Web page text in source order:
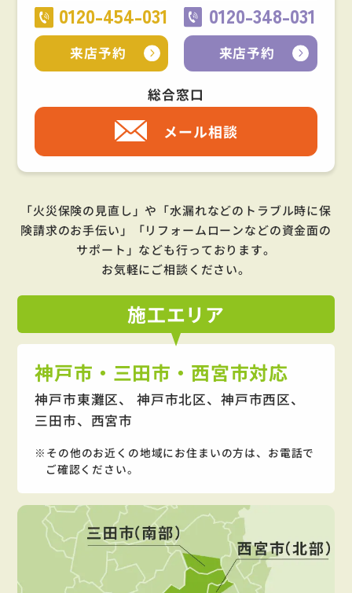
0120-454-031
来店予約
0120-348-031
来店予約
総合窓口
メール相談
「火災保険の見直し」や「水漏れなどのトラブル時に保
険請求のお手伝い」「リフォームローンなどの資金面の
サポート」 なども行っております。
お気軽にご相談ください。
施工エリア
神戸市・三田市・西宮市対応
神戸市東灘区、 神戸市北区、神戸市西区、
三田市、西宮市
その他のお近くの地域にお住まいの方は、お電話で
ご確認ください。